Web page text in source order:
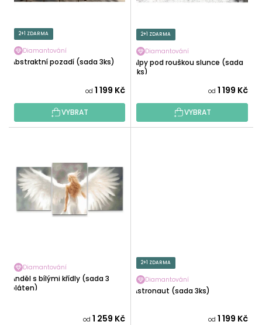
T
Ů
O
U
K
T
2+1 ZDARMA
Diamantování
Abstraktní pozadí (sada 3ks)
od 1 199 Kč
VYBRAT
2+1 ZDARMA
Diamantování
Alpy pod rouškou slunce (sada
3ks)
od 1 199 Kč
VYBRAT
Diamantování
Anděl s bílými křídly (sada 3
pláten)
od 1 259 Kč
2+1 ZDARMA
Diamantování
Astronaut (sada 3ks)
od 1 199 Kč